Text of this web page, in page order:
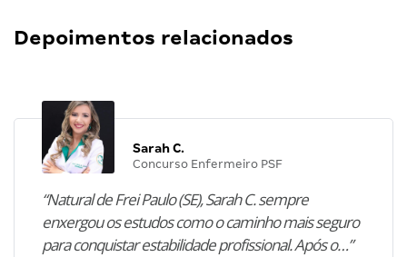
Depoimentos relacionados
Sarah C.
Concurso Enfermeiro PSF
“Natural de Frei Paulo (SE), Sarah C. sempre
enxergou os estudos como o caminho mais seguro
para conquistar estabilidade profissional. Após o…”